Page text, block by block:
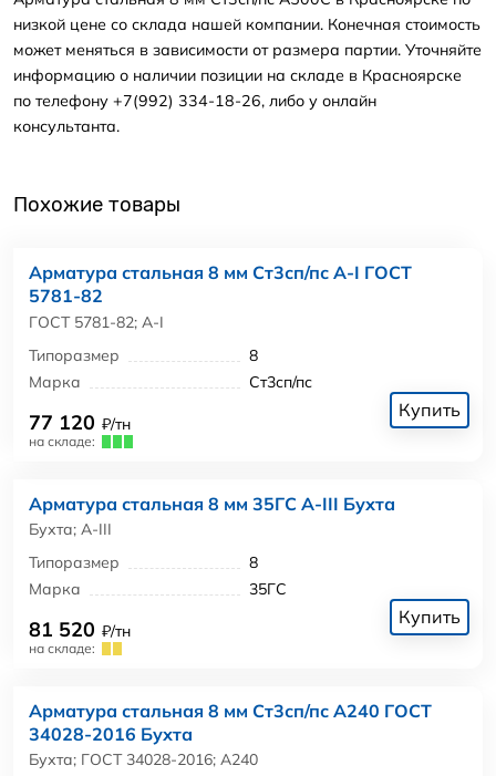
низкой цене со склада нашей компании. Конечная стоимость
может меняться в зависимости от размера партии. Уточняйте
информацию о наличии позиции на складе в Красноярске
по телефону +7(992) 334-18-26, либо у онлайн
консультанта.
Похожие товары
Арматура стальная 8 мм Ст3сп/пс А-I ГОСТ
5781-82
ГОСТ 5781-82; А-I
Типоразмер
8
Марка
Ст3сп/пс
77 120 ₽/тн
на складе:
Купить
Арматура стальная 8 мм 35ГС А-III Бухта
Бухта; А-III
Типоразмер
8
Марка
35ГС
81 520 ₽/тн
на складе:
Купить
Арматура стальная 8 мм Ст3сп/пс А240 ГОСТ
34028-2016 Бухта
Бухта; ГОСТ 34028-2016; А240